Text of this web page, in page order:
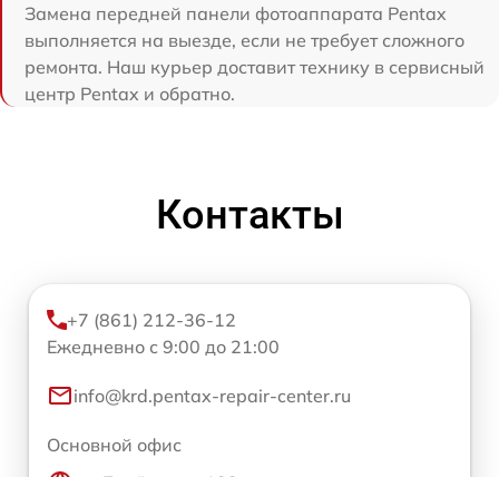
Замена передней панели фотоаппарата Pentax
выполняется на выезде, если не требует сложного
ремонта. Наш курьер доставит технику в сервисный
центр Pentax и обратно.
Контакты
+7 (861) 212-36-12
Ежедневно с 9:00 до 21:00
info@krd.pentax-repair-center.ru
Основной офис